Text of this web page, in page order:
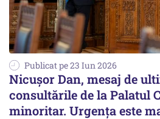
Publicat pe 23 Iun 2026
Nicușor Dan, mesaj de
consultările de la Palatul
minoritar. Urgența este